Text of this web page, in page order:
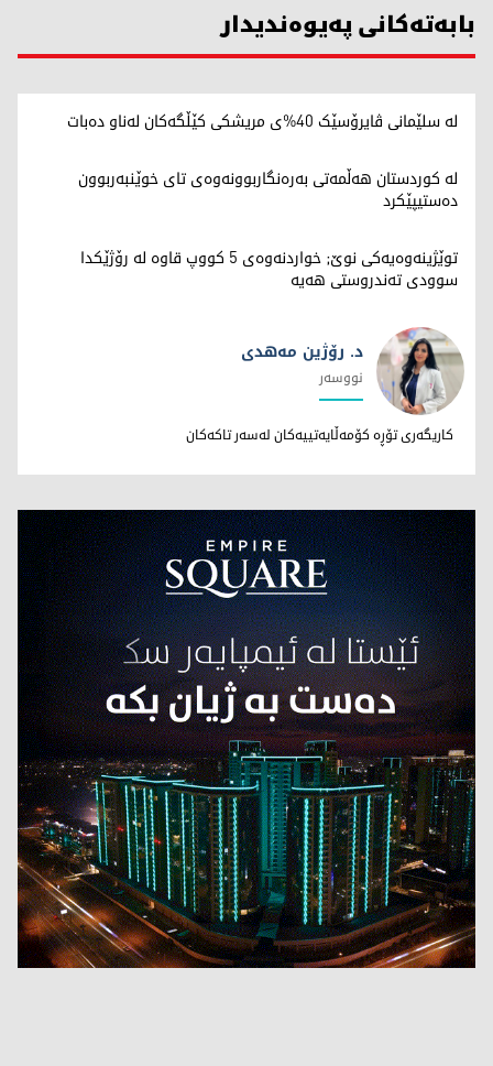
بابەتەکانی پەیوەندیدار
لە سلێمانی ڤایرۆسێک 40%ی مریشکی کێڵگەکان لەناو دەبات
لە کوردستان هەڵمەتی بەرەنگاربوونەوەی تای خوێنبەربوون
دەستیپێکرد
توێژینەوەیەکی نوێ; خواردنەوەی 5 کووپ قاوە لە رۆژێکدا
سوودی تەندروستی هەیە
د. رۆژین مەهدی
د. رۆژین مەهدی
نووسەر
کاریگەری تۆڕە کۆمەڵایەتییەکان لەسەر تاکەکان